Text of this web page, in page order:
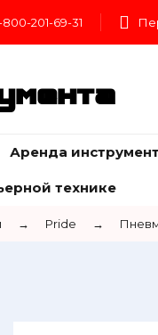
201-69-31
Аренда
технике
→ Pride →